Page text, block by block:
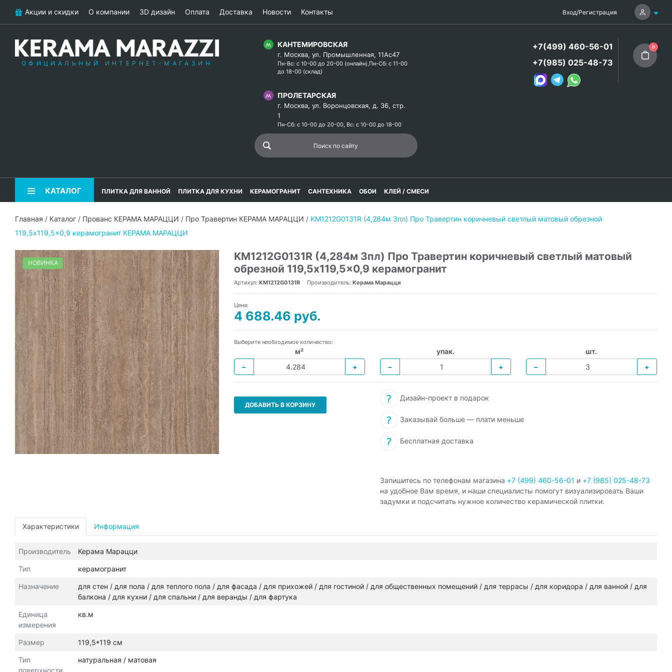
Акции и скидки О компании 3D дизайн Оплата Доставка Новости Контакты Вход/Регистрация
ОФИЦИАЛЬНЫЙ ИНТЕРНЕТ-МАГАЗИН
КАНТЕМИРОВСКАЯ
г. Москва, ул. Промышленная, 11Ас47
Пн-Вс: с 10-00 до 20-00 (онлайн),Пн-Сб: с 11-00
до 18-00 (склад)
ПРОЛЕТАРСКАЯ
г. Москва, ул. Воронцовская, д. 36, стр.
1
Пн-Сб: с 10-00 до 20-00, Вс: с 10-00 до 18-00
+7(499) 460-56-01
+7(985) 025-48-73
0
КАТАЛОГ ПЛИТКА ДЛЯ ВАННОЙ ПЛИТКА ДЛЯ КУХНИ КЕРАМОГРАНИТ САНТЕХНИКА ОБОИ КЛЕЙ / СМЕСИ
Главная / Каталог / Прованс КЕРАМА МАРАЦЦИ / Про Травертин КЕРАМА МАРАЦЦИ / KM1212G0131R (4,284м 3пл) Про Травертин коричневый светлый матовый обрезной
119,5x119,5x0,9 керамогранит КЕРАМА МАРАЦЦИ
НОВИНКА
KM1212G0131R (4,284м 3пл) Про Травертин коричневый светлый матовый
обрезной 119,5x119,5x0,9 керамогранит
Артикул: KM1212G0131R Производитель: Керама Марацци
Цена:
4 688.46 руб.
Выберите необходимое количество:
м²
−
+
упак.
−
+
шт.
−
+
ДОБАВИТЬ В КОРЗИНУ
Дизайн-проект в подарок
Заказывай больше — плати меньше
Бесплатная доставка
Запишитесь по телефонам магазина +7 (499) 460-56-01 и +7 (985) 025-48-73
на удобное Вам время, и наши специалисты помогут визуализировать Ваши
задумки и подсчитать нужное количество керамической плитки.
Характеристики Информация
Производитель Керама Марацци
Тип керамогранит
Назначение
для стен / для пола / для теплого пола / для фасада / для прихожей / для гостиной / для общественных помещений / для террасы / для коридора / для ванной / для
балкона / для кухни / для спальни / для веранды / для фартука
Единица
измерения
кв.м
Размер 119,5*119 см
Тип
поверхности
натуральная / матовая